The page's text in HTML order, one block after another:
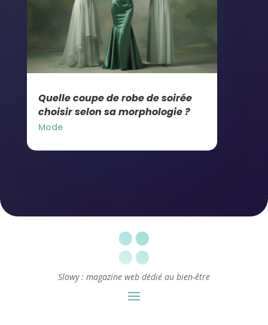
Quelle coupe de robe de soirée
choisir selon sa morphologie ?
Mode
Slowy : magazine web dédié au bien-être